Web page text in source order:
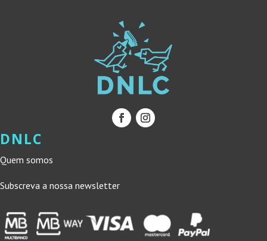
DNLC
Quem somos
Subscreva a nossa newsletter